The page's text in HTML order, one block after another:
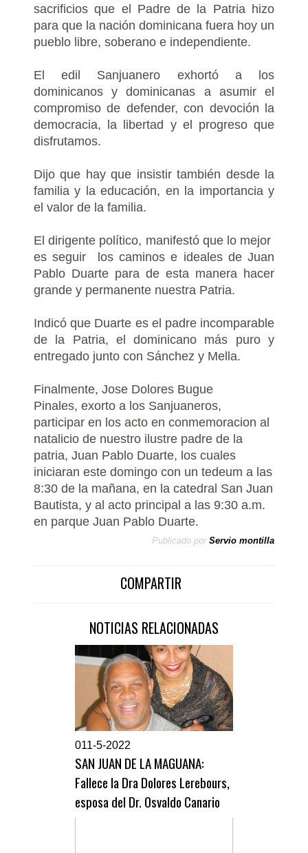
sacrificios que el Padre de la Patria hizo
para que la nación dominicana fuera hoy un
pueblo libre, soberano e independiente.
El edil Sanjuanero exhortó a los
dominicanos y dominicanas a asumir el
compromiso de defender, con devoción la
democracia, la libertad y el progreso que
disfrutamos.
Dijo que hay que insistir también desde la
familia y la educación, en la importancia y
el valor de la familia.
El dirigente político, manifestó que lo mejor
es seguir los caminos e ideales de Juan
Pablo Duarte para de esta manera hacer
grande y permanente nuestra Patria.
Indicó que Duarte es el padre incomparable
de la Patria, el dominicano más puro y
entregado junto con Sánchez y Mella.
Finalmente, Jose Dolores Bugue
Pinales, exorto a los Sanjuaneros,
participar en los acto en conmemoracion al
natalicio de nuestro ilustre padre de la
patria, Juan Pablo Duarte, los cuales
iniciaran este domingo con un tedeum a las
8:30 de la mañana, en la catedral San Juan
Bautista, y al acto principal a las 9:30 a.m.
en parque Juan Pablo Duarte.
Publicado por Servio montilla
COMPARTIR
NOTICIAS RELACIONADAS
011-5-2022
SAN JUAN DE LA MAGUANA:
Fallece la Dra Dolores Lerebours,
esposa del Dr. Osvaldo Canario